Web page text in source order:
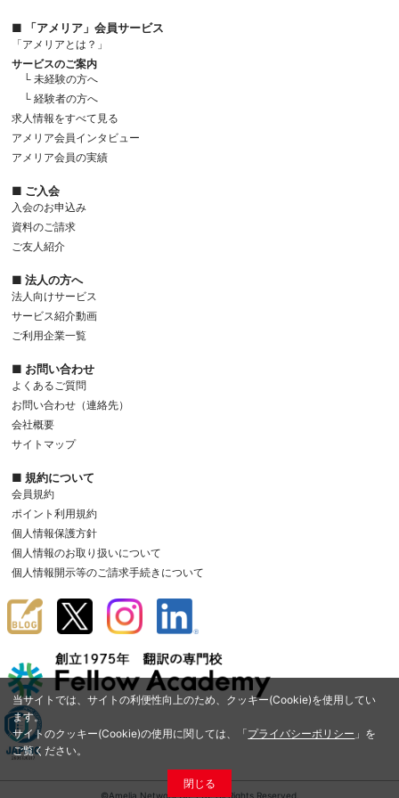
当サイトでは、サイトの利便性向上のため、クッキー(Cookie)を使用してい
ます。
サイトのクッキー(Cookie)の使用に関しては、「プライバシーポリシー 」を
ご覧ください。
閉じる
■ 「アメリア」会員サービス
「アメリアとは？」
サービスのご案内
└ 未経験の方へ
└ 経験者の方へ
求人情報をすべて見る
アメリア会員インタビュー
アメリア会員の実績
■ ご入会
入会のお申込み
資料のご請求
ご友人紹介
■ 法人の方へ
法人向けサービス
サービス紹介動画
ご利用企業一覧
■ お問い合わせ
よくあるご質問
お問い合わせ（連絡先）
会社概要
サイトマップ
■ 規約について
会員規約
ポイント利用規約
個人情報保護方針
個人情報のお取り扱いについて
個人情報開示等のご請求手続きについて
©Amelia Network Co.,Ltd. All Rights Reserved.